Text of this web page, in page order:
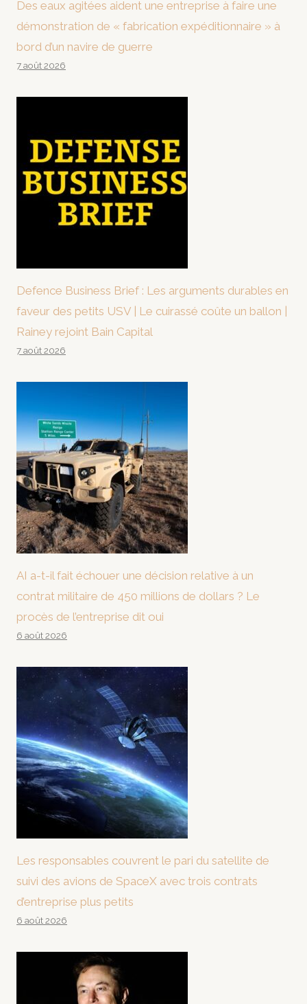
Des eaux agitées aident une entreprise à faire une
démonstration de « fabrication expéditionnaire » à
bord d’un navire de guerre
7 août 2026
Defence Business Brief : Les arguments durables en
faveur des petits USV | Le cuirassé coûte un ballon |
Rainey rejoint Bain Capital
7 août 2026
AI a-t-il fait échouer une décision relative à un
contrat militaire de 450 millions de dollars ? Le
procès de l’entreprise dit oui
6 août 2026
Les responsables couvrent le pari du satellite de
suivi des avions de SpaceX avec trois contrats
d’entreprise plus petits
6 août 2026